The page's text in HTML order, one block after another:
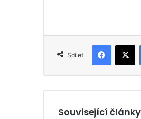
Sdílet
Související články